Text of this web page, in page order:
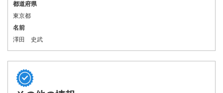
都道府県
東京都
名前
澤田 史武